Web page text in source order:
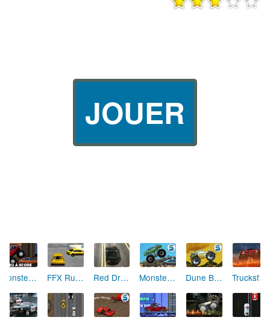
JOUER
Monster Truck FFX Runner Red Driver 3 Monster Truck Demolisher Dune Buggy Trucksformers